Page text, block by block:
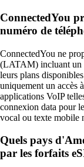
ConnectedYou
numéro de
ConnectedYou ne
(LATAM) incluant un
leurs plans
uniquement un accès
applications VoIP
connexion data pour
vocal ou texte mobile
Quels pays
par les forfaits